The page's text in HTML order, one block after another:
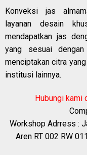
Konveksi jas
layanan desain
mendapatkan jas
yang sesuai
menciptakan citra
institusi lainnya.
Hubungi kami
Workshop Adrress :
Aren RT 002 RW